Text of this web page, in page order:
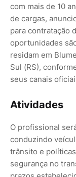
com mais de 10
de cargas,
para contratação
oportunidades
residam em
Sul (RS),
seus canais
Atividades
O profissional
conduzindo
trânsito e
segurança no